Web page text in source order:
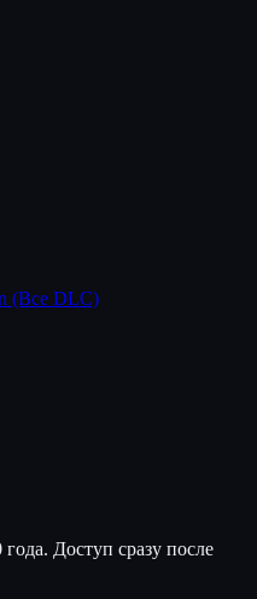
(Все DLC)
Доступ сразу после